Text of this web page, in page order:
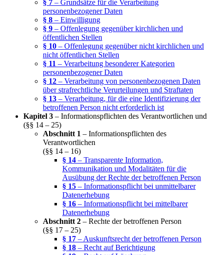
§ 7 – Grundsätze für die Verarbeitung
personenbezogener Daten
§ 8 – Einwilligung
§ 9 – Offenlegung gegenüber kirchlichen und
öffentlichen Stellen
§ 10 – Offenlegung gegenüber nicht kirchlichen und
nicht öffentlichen Stellen
§ 11 – Verarbeitung besonderer Kategorien
personenbezogener Daten
§ 12 – Verarbeitung von personenbezogenen Daten
über strafrechtliche Verurteilungen und Straftaten
§ 13 – Verarbeitung, für die eine Identifizierung der
betroffenen Person nicht erforderlich ist
Kapitel 3 – Informationspflichten des Verantwortlichen und
(§§ 14 – 25)
Abschnitt 1 – Informationspflichten des
Verantwortlichen
(§§ 14 – 16)
§ 14 – Transparente Information,
Kommunikation und Modalitäten für die
Ausübung der Rechte der betroffenen Person
§ 15 – Informationspflicht bei unmittelbarer
Datenerhebung
§ 16 – Informationspflicht bei mittelbarer
Datenerhebung
Abschnitt 2 – Rechte der betroffenen Person
(§§ 17 – 25)
§ 17 – Auskunftsrecht der betroffenen Person
§ 18 – Recht auf Berichtigung